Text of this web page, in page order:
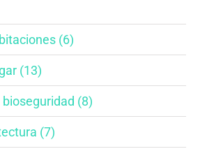
(6)
(13)
(8)
(7)